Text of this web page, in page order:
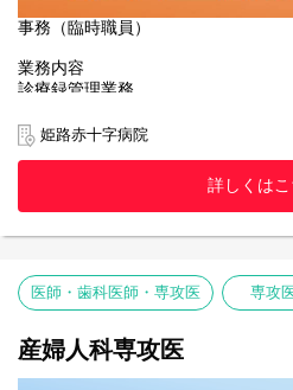
事務（臨時職員）
業務内容
診療録管理業務
募集人員
1名
令和8年9月以降
・経験者又は診療情報管理士、医療
得見込者優遇
応募方法
本ページ下部の「応募する」よりエ
①履歴書
姫路赤十字病院
詳しくはこ
医師・歯科医師・専攻医 専攻
産婦人科専攻医